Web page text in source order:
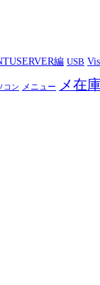
編 USB
コン メニュー メ在